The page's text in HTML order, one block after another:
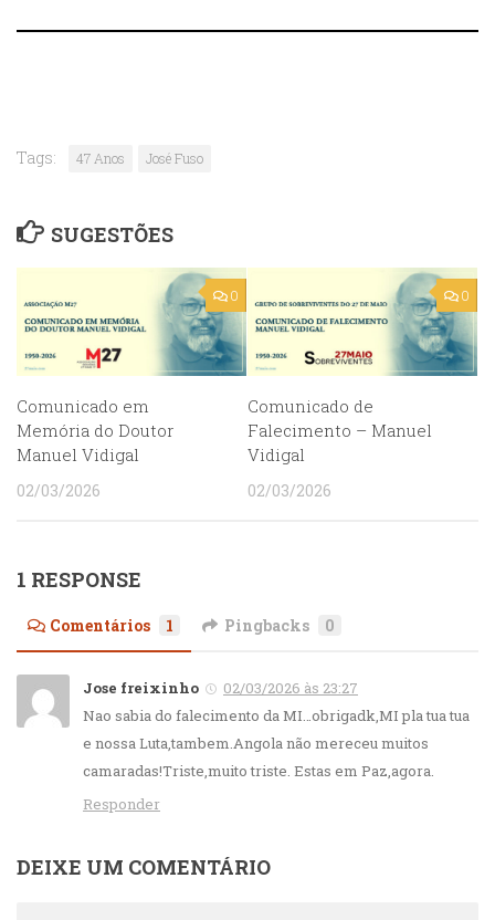
Tags: 47 Anos José Fuso
SUGESTÕES
0
Comunicado em
Memória do Doutor
Manuel Vidigal
02/03/2026
0
Comunicado de
Falecimento – Manuel
Vidigal
02/03/2026
1 RESPONSE
Comentários 1 Pingbacks 0
Jose freixinho
02/03/2026 às 23:27
Nao sabia do falecimento da MI…obrigadk,MI pla tua tua
e nossa Luta,tambem.Angola não mereceu muitos
camaradas!Triste,muito triste. Estas em Paz,agora.
Responder
DEIXE UM COMENTÁRIO